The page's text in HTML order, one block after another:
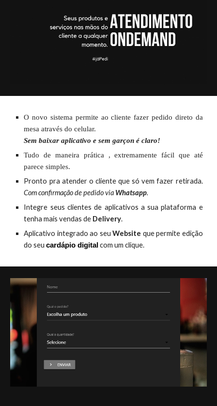
O novo sistema permite ao cliente fazer pedido direto da
mesa através do celular.
Sem baixar aplicativo e sem garçon é claro!
Tudo de maneira prática , extremamente fácil que até
parece simples.
Pronto pra atender o cliente que só vem fazer retirada.
Com confirmação de pedido via Whatsapp.
Integre seus clientes de aplicativos a sua plataforma e
tenha mais vendas de Delivery.
Aplicativo integrado ao seuWebsite que permite edição
do seucardápio digital com um clique.